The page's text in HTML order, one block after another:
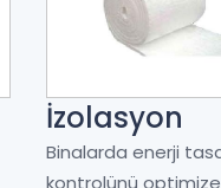
İzolasyon
Binalarda enerji
kontrolünü